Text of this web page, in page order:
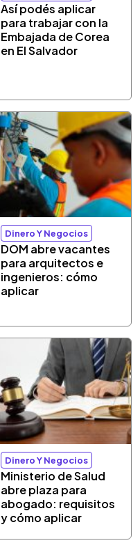
Así podés aplicar
para trabajar con la
Embajada de Corea
en El Salvador
Dinero Y Negocios
DOM abre vacantes
para arquitectos e
ingenieros: cómo
aplicar
Dinero Y Negocios
Ministerio de Salud
abre plaza para
abogado: requisitos
y cómo aplicar